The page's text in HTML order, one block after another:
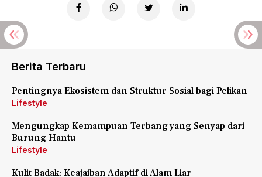
Berita Terbaru
Pentingnya Ekosistem dan Struktur Sosial bagi Pelikan
Lifestyle
Mengungkap Kemampuan Terbang yang Senyap dari
Burung Hantu
Lifestyle
Kulit Badak: Keajaiban Adaptif di Alam Liar